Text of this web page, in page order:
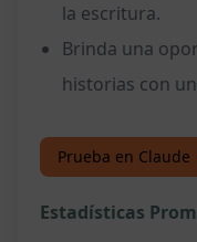
la escritura.
Brinda una
historias con
Prueba en Claude
Estadísticas